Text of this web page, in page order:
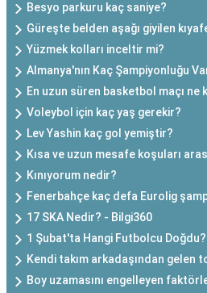
Besyo parkuru kaç saniye?
Güreşte belden aşağı giyilen
Yüzmek kolları inceltir mi?
Almanya'nın Kaç Şampiyonluğu
En uzun süren basketbol maçı ne
Voleybol için kaç yaş gerekir?
Lev Yashin kaç gol yemiştir?
Kısa ve uzun mesafe koşuları
Kınıyorum nedir?
Fenerbahçe kaç defa Eurolig
17 SKA Nedir? - Bilgi360
1 Şubat'ta Hangi Futbolcu
Kendi takım arkadaşından gelen
Boy uzamasını engelleyen